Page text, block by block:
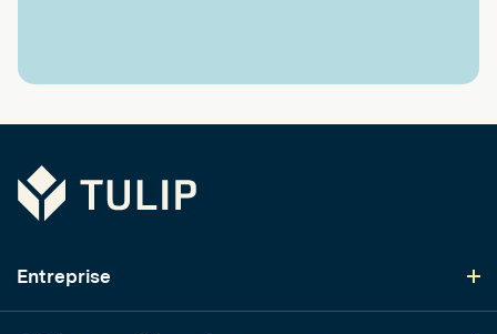
Tulip
Entreprise